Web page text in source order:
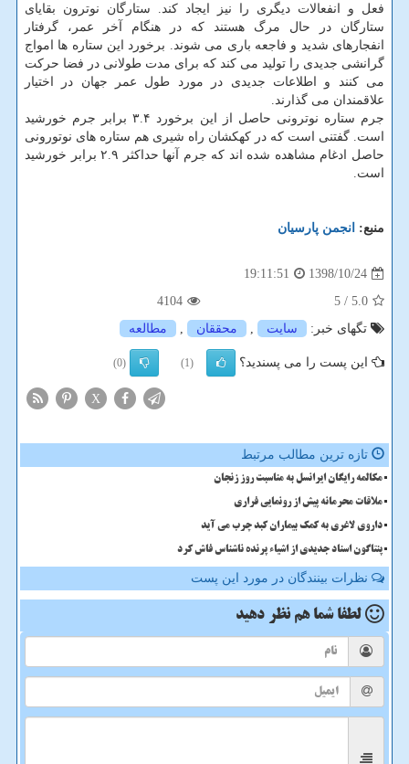
فعل و انفعالات دیگری را نیز ایجاد كند. ستارگان نوترون بقایای
ستارگان در حال مرگ هستند كه در هنگام آخر عمر، گرفتار
انفجارهای شدید و فاجعه باری می شوند. برخورد این ستاره ها امواج
گرانشی جدیدی را تولید می كند كه برای مدت طولانی در فضا حركت
می كنند و اطلاعات جدیدی در مورد طول عمر جهان در اختیار
علاقمندان می گذارند.
جرم ستاره نوترونی حاصل از این برخورد ۳.۴ برابر جرم خورشید
است. گفتنی است كه در كهكشان راه شیری هم ستاره های نوتورونی
حاصل ادغام مشاهده شده اند كه جرم آنها حداكثر ۲.۹ برابر خورشید
است.
منبع: انجمن پارسیان
1398/10/24
19:11:51
5.0
/ 5
4104
تگهای خبر:
سایت , محققان , مطالعه
این پست را می پسندید؟ (1)
(0)
X
تازه ترین مطالب مرتبط
مکالمه رایگان ایرانسل به مناسبت روز زنجان
ملاقات محرمانه پیش از رونمایی فراری
داروی لاغری به کمک بیماران کبد چرب می آید
پنتاگون اسناد جدیدی از اشیاء پرنده ناشناس فاش کرد
نظرات بینندگان در مورد این پست
لطفا شما هم نظر دهید